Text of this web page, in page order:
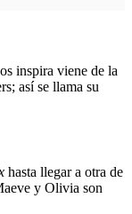
inspira viene de la
así se llama su
hasta llegar a otra de
y Olivia son